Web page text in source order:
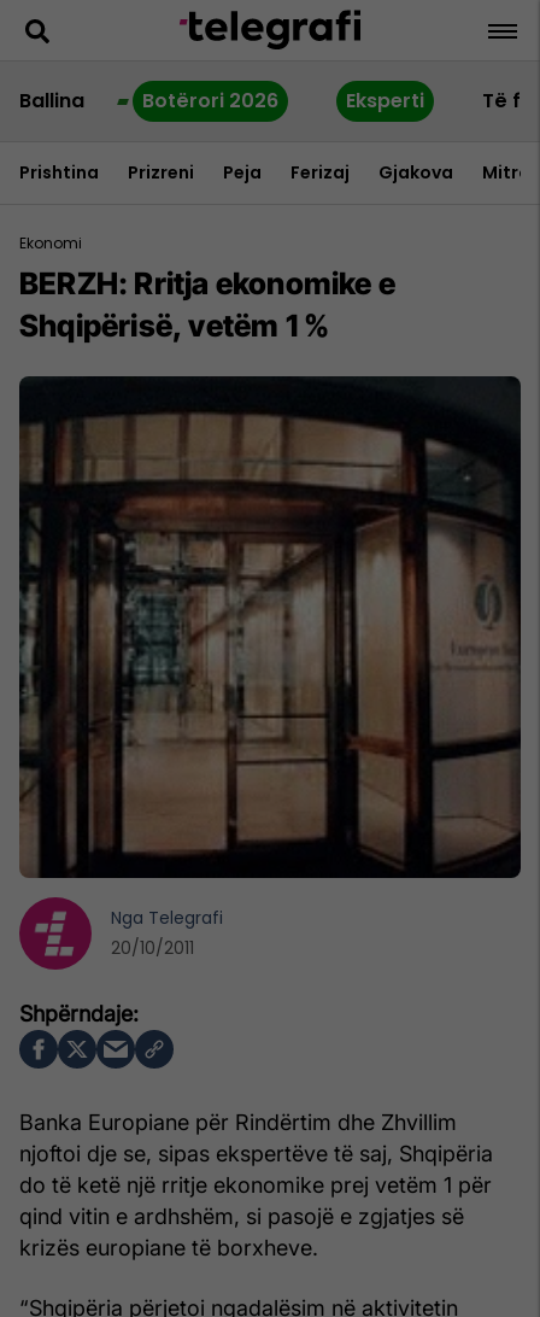
Ballina Botërori 2026 Eksperti Të
Prishtina Prizreni Peja Ferizaj Gjakova
Ekonomi
BERZH: Rritja ekonomike e
Shqipërisë, vetëm 1 %
Banka Europiane për Rindërtim dhe Zhvillim
njoftoi dje se, sipas ekspertëve të saj, Shqipëria
do të ketë një rritje ekonomike prej vetëm 1 për
qind vitin e ardhshëm, si pasojë e zgjatjes së
krizës europiane të borxheve.
“Shqipëria përjetoi ngadalësim në aktivitetin
Nga Telegrafi
20/10/2011